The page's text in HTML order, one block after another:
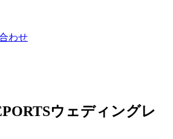
わせ
ウェディングレ